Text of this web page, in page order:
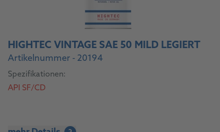
HIGHTEC VINTAGE SAE 50 MILD LEGIERT
Artikelnummer - 20194
Spezifikationen:
API SF/CD